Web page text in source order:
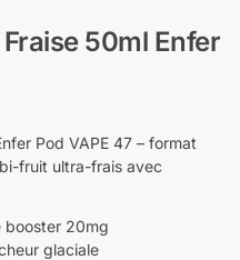
50ml Enfer
Pod VAPE 47 – format
fruit ultra-frais avec
booster 20mg
glaciale